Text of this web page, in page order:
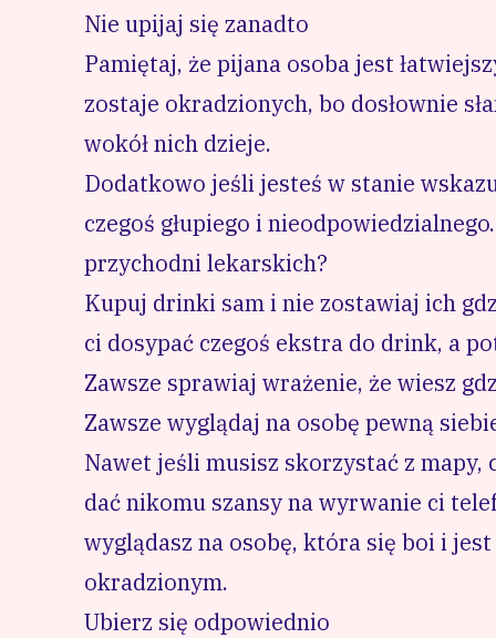
Nie upijaj się zanadto
Pamiętaj, że pijana osoba jest
zostaje okradzionych, bo dosłownie
wokół nich dzieje.
Dodatkowo jeśli jesteś w stanie
czegoś głupiego i
przychodni lekarskich?
Kupuj drinki sam i nie zostawiaj ich
ci dosypać czegoś ekstra do drink, a
Zawsze sprawiaj wrażenie, że wiesz
Zawsze wyglądaj na osobę pewną
Nawet jeśli musisz skorzystać z mapy,
dać nikomu szansy na wyrwanie ci
wyglądasz na osobę, która się boi i
okradzionym.
Ubierz się odpowiednio